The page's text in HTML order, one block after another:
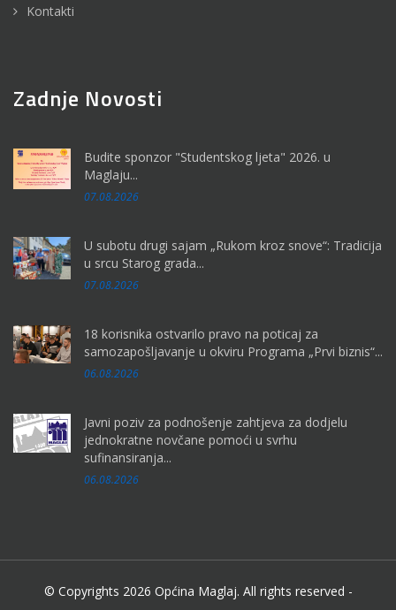
Kontakti
Zadnje Novosti
Budite sponzor "Studentskog ljeta" 2026. u
Maglaju...
07.08.2026
U subotu drugi sajam „Rukom kroz snove“: Tradicija
u srcu Starog grada...
07.08.2026
18 korisnika ostvarilo pravo na poticaj za
samozapošljavanje u okviru Programa „Prvi biznis“...
06.08.2026
Javni poziv za podnošenje zahtjeva za dodjelu
jednokratne novčane pomoći u svrhu
sufinansiranja...
06.08.2026
© Copyrights 2026 Općina Maglaj. All rights reserved -